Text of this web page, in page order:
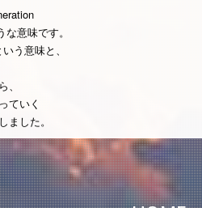
意味です。
う意味と、
ていく
した。